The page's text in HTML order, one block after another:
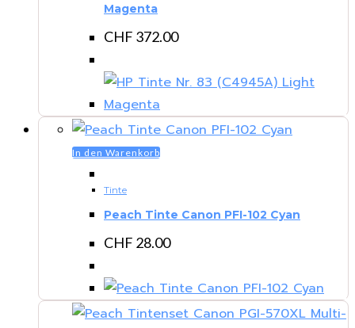
Magenta
CHF 372.00
In den Warenkorb
Tinte
Peach Tinte Canon PFI-102 Cyan
CHF 28.00